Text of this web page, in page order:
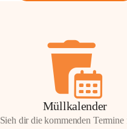
Müllkalender
Sieh dir die kommenden Termine